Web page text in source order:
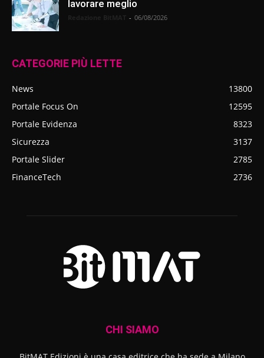
lavorare meglio
- 06/08/2026
CATEGORIE PIÙ LETTE
News
13800
Portale Focus On
12595
Portale Evidenza
8323
Sicurezza
3137
Portale Slider
2785
FinanceTech
2736
CHI SIAMO